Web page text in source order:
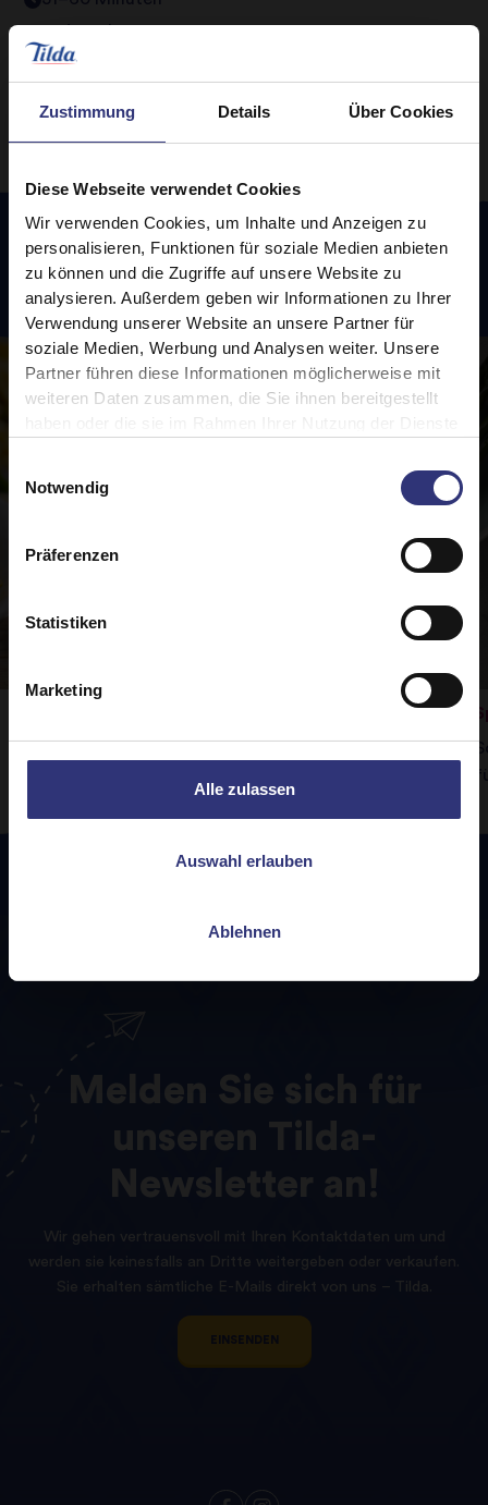
Zustimmung Details Über Cookies
Diese Webseite verwendet Cookies
Wir verwenden Cookies, um Inhalte und Anzeigen zu
personalisieren, Funktionen für soziale Medien anbieten
zu können und die Zugriffe auf unsere Website zu
analysieren. Außerdem geben wir Informationen zu Ihrer
Verwendung unserer Website an unsere Partner für
soziale Medien, Werbung und Analysen weiter. Unsere
Partner führen diese Informationen möglicherweise mit
weiteren Daten zusammen, die Sie ihnen bereitgestellt
Notwendig
Präferenzen
Statistiken
Marketing
Alle zulassen
Auswahl erlauben
Ablehnen
EmpfohleneRezepte
Melden Sie sich
für
unseren
Tilda-
Newsletter
an!
Wir gehen vertrauensvoll mit Ihren Kontaktdaten um und
werden sie keinesfalls an Dritte weitergeben oder verkaufen.
Sie erhalten sämtliche E-Mails direkt von uns – Tilda.
EINSENDEN